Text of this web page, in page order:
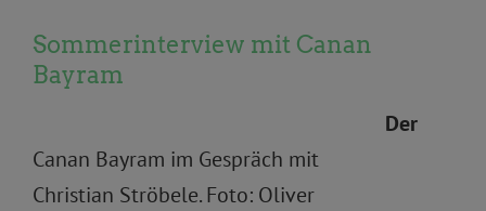
Sommerinterview mit Canan
Bayram
Canan Bayram im Gespräch mit
Christian Ströbele. Foto: Oliver
Der